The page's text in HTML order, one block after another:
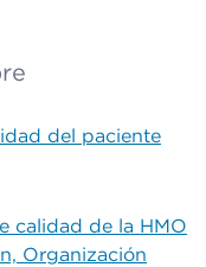
del paciente
calidad de la HMO
Organización